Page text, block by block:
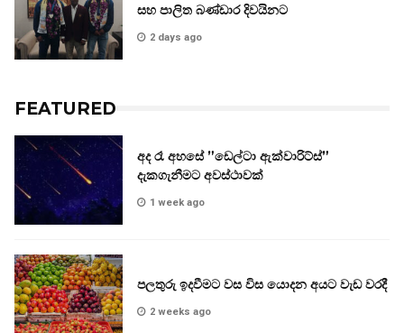
සහ පාලිත බණ්ඩාර දිවයිනට
2 days ago
FEATURED
අද රෑ අහසේ ”ඩෙල්ටා ඇක්වාරිට්ස්”
දැකගැනීමට අවස්ථාවක්
1 week ago
පලතුරු ඉදවීමට වස විස යොදන අයට වැඩ වරදී
2 weeks ago